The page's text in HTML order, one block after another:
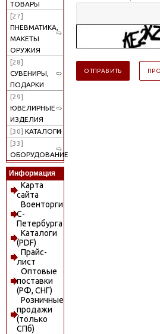
ТОВАРЫ
[27]
ПНЕВМАТИКА,
МАКЕТЫ
ОРУЖИЯ
[28]
СУВЕНИРЫ,
ПОДАРКИ
[29]
ЮВЕЛИРНЫЕ
ИЗДЕЛИЯ
[30] КАТАЛОГИ
[33]
ОБОРУДОВАНИЕ
Информация
Карта
сайта
Военторги
С-
Петербурга
Каталоги
(PDF)
Прайс-
лист
Оптовые
поставки
(РФ, СНГ)
Розничные
продажи
(только
СПб)